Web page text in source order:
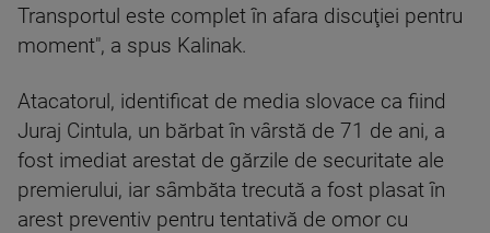
Transportul este complet în afara discuţiei pentru
moment", a spus Kalinak.
Atacatorul, identificat de media slovace ca fiind
Juraj Cintula, un bărbat în vârstă de 71 de ani, a
fost imediat arestat de gărzile de securitate ale
premierului, iar sâmbăta trecută a fost plasat în
arest preventiv pentru tentativă de omor cu